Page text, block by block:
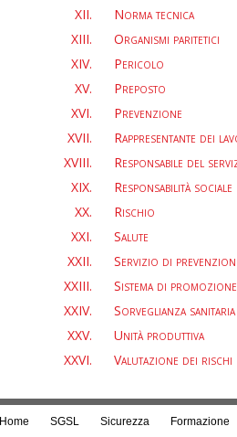
Norma tecnica
Organismi paritetici
Pericolo
Preposto
Prevenzione
Rappresentante dei
Responsabile del
Responsabilità sociale
Rischio
Salute
Servizio di
Sistema di
Sorveglianza sanitaria
Unità produttiva
Valutazione dei rischi
Home SGSL Sicurezza Formazione